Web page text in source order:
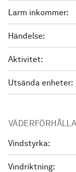
Larm inkommer:
Händelse:
Aktivitet:
Utsända enheter:
Vindstyrka:
Vindriktning: